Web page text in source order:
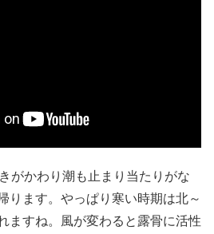
がかわり潮も止まり当たりがな
ります。やっぱり寒い時期は北～
ますね。風が変わると露骨に活性